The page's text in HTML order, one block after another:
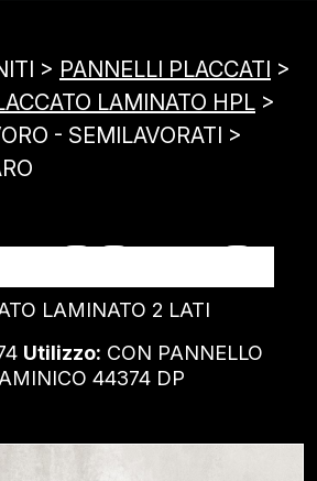
> PANNELLI PLACCATI >
LAMINATO HPL >
- SEMILAVORATI >
CHIARO
LAMINATO 2 LATI
Utilizzo: CON PANNELLO
44374 DP